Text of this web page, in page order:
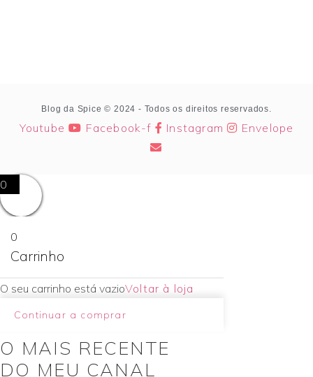
Blog da Spice © 2024 - Todos os direitos reservados.
Youtube Facebook-f Instagram Envelope
0
0
Carrinho
O seu carrinho está vazioVoltar à loja
Continuar a comprar
O MAIS RECENTE
DO MEU CANAL